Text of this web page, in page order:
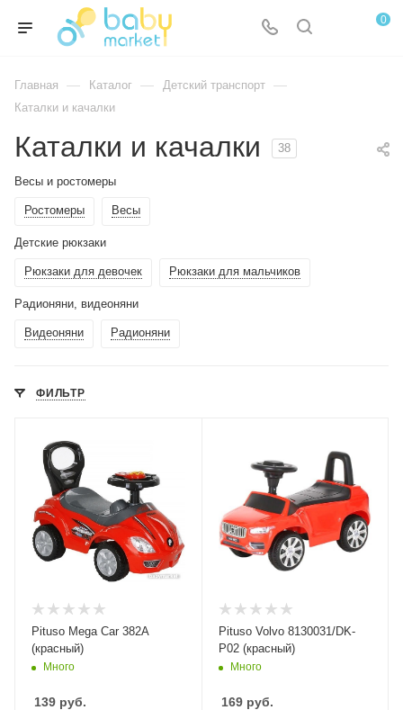
0
Главная — Каталог — Детский транспорт —
Каталки и качалки
Каталки и качалки 38
Весы и ростомеры
Ростомеры Весы
Детские рюкзаки
Рюкзаки для девочек Рюкзаки для мальчиков
Радионяни, видеоняни
Видеоняни Радионяни
ФИЛЬТР
Pituso Mega Car 382A
(красный)
Много
139 руб.
Pituso Volvo 8130031/DK-
P02 (красный)
Много
169руб.